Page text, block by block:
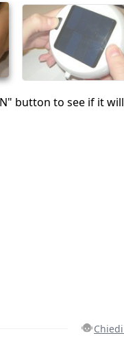
button to see if it